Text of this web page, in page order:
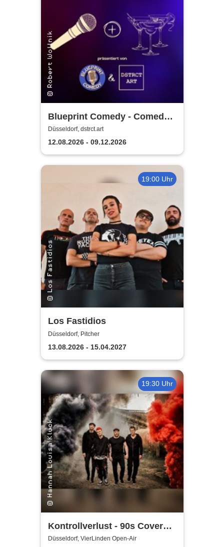
Blueprint Comedy - Comedy
& Cocktails | Düsseldorf
Düsseldorf, dstrct.art
12.08.2026 - 09.12.2026
19:00 Uhr
Los Fastidios
Düsseldorf, Pitcher
13.08.2026 - 15.04.2027
19:30 Uhr
Kontrollverlust - 90s Cover
Band
Düsseldorf, VierLinden Open-Air